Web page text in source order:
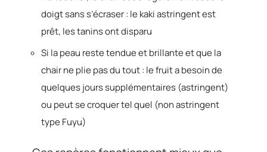
doigt sans s’écraser : le kaki astringent est
prêt, les tanins ont disparu
Si la peau reste tendue et brillante et que la
chair ne plie pas du tout : le fruit a besoin de
quelques jours supplémentaires (astringent)
ou peut se croquer tel quel (non astringent
type Fuyu)